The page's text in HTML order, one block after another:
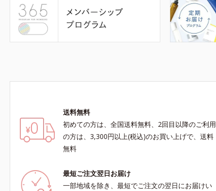
送料無料
初めての方は、全国送料無料、2回目以降のご利用
の方は、3,300円以上(税込)のお買い上げで、送料
無料
最短ご注文翌日お届け
一部地域を除き、最短でご注文の翌日にお届けい